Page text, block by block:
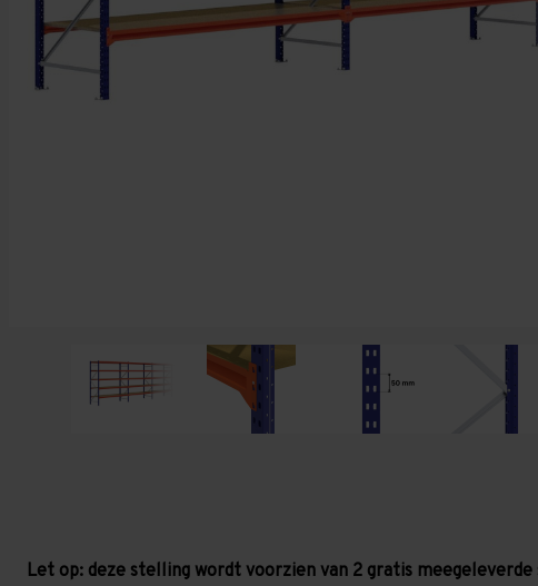
Let op: deze stelling wordt voorzien van 2 gratis